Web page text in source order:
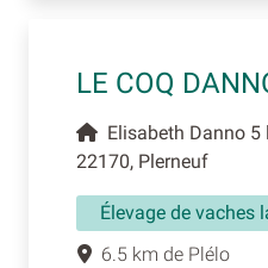
LE COQ
Elisabeth Danno 5
22170, Plerneuf
Élevage de vaches
6.5 km de Plélo